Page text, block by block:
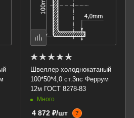
Швеллер холоднокатаный
100*50*4,0 ст.3пс Феррум
12м ГОСТ 8278-83
Много
4 872 ₽/шт ?